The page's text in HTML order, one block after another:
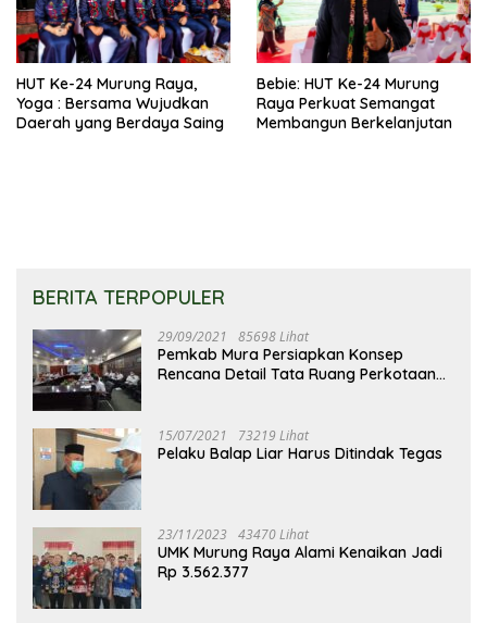
HUT Ke-24 Murung Raya,
Yoga : Bersama Wujudkan
Daerah yang Berdaya Saing
Bebie: HUT Ke-24 Murung
Raya Perkuat Semangat
Membangun Berkelanjutan
BERITA TERPOPULER
29/09/2021 85698 Lihat
Pemkab Mura Persiapkan Konsep
Rencana Detail Tata Ruang Perkotaan
15/07/2021 73219 Lihat
Pelaku Balap Liar Harus Ditindak Tegas
23/11/2023 43470 Lihat
UMK Murung Raya Alami Kenaikan Jadi
Rp 3.562.377